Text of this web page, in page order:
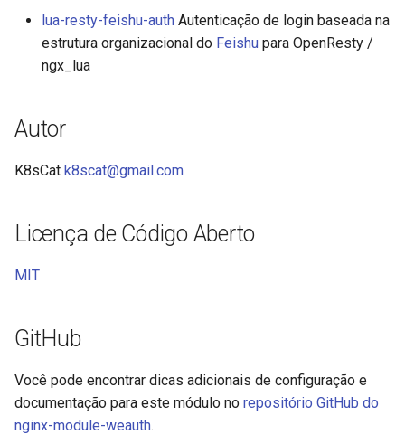
immerse
immutable
internal-redirect
ipscrub
json-var
json
jwt
lua-resty-feishu-auth Autenticação de login baseada na
estrutura organizacional do Feishu para OpenResty /
ngx_lua
Autor
K8sCat k8scat@gmail.com
Licença de Código Aberto
MIT
GitHub
Você pode encontrar dicas adicionais de configuração e
documentação para este módulo no repositório GitHub do
nginx-module-weauth.